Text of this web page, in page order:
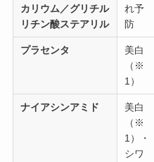
カリウム／グリチル
リチン酸ステアリル
れ予
防
プラセンタ
美白
（※
1）
ナイアシンアミド
美白
（※
1）・
シワ